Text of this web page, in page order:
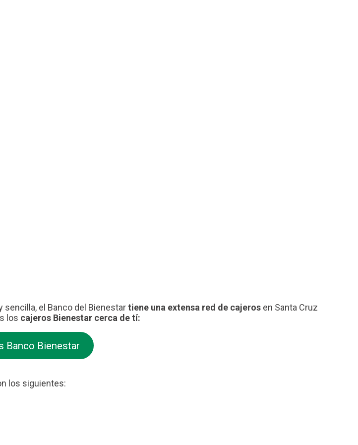
el Banco del Bienestartiene una extensa red de cajeros en Santa Cruz
los cajeros Bienestar cerca de tí:
Banco Bienestar
los siguientes: